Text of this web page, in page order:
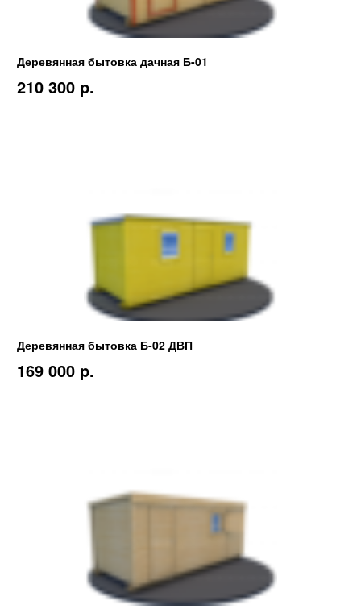
Деревянная бытовка дачная Б-01
210 300 p.
Деревянная бытовка Б-02 ДВП
169 000 p.